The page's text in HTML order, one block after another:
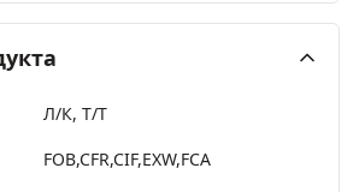
Л/К, Т/Т
FOB,CFR,CIF,EXW,FCA